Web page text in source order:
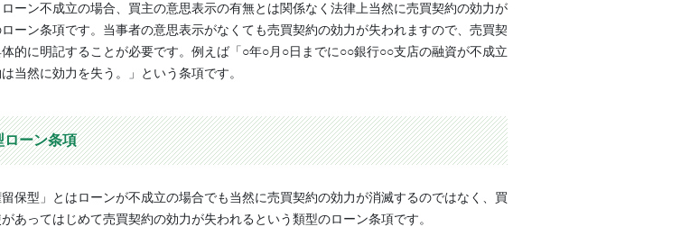
ローン不成立の場合、買主の意思表示の有無とは関係なく法律上当然に売買契約の効力が
ーン条項です。当事者の意思表示がなくても売買契約の効力が失われますので、売買契
的に明記することが必要です。例えば「○年○月○日までに○○銀行○○支店の融資が不成立
当然に効力を失う。」という条項です。
ローン条項
保型」とはローンが不成立の場合でも当然に売買契約の効力が消滅するのではなく、買
あってはじめて売買契約の効力が失われるという類型のローン条項です。